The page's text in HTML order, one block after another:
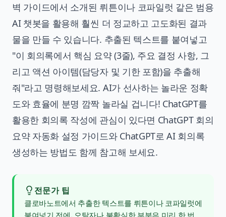
벽 가이드에서 소개된 뤼튼이나 코파일럿 같은 범용
AI 챗봇을 활용해 훨씬 더 정교하고 고도화된 결과
물을 만들 수 있습니다. 추출된 텍스트를 붙여넣고
"이 회의록에서 핵심 요약 (3줄), 주요 결정 사항, 그
리고 액션 아이템(담당자 및 기한 포함)을 추출해
줘"라고 명령해보세요. AI가 선사하는 놀라운 정확
도와 효율에 분명 깜짝 놀라실 겁니다! ChatGPT를
활용한 회의록 작성에 관심이 있다면 ChatGPT 회의
요약 자동화 설정 가이드와 ChatGPT로 AI 회의록
생성하는 방법도 함께 참고해 보세요.
전문가 팁
클로바노트에서 추출한 텍스트를 뤼튼이나 코파일럿에
붙여넣기 전에, 오탈자나 불확실한 부분은 미리 한 번